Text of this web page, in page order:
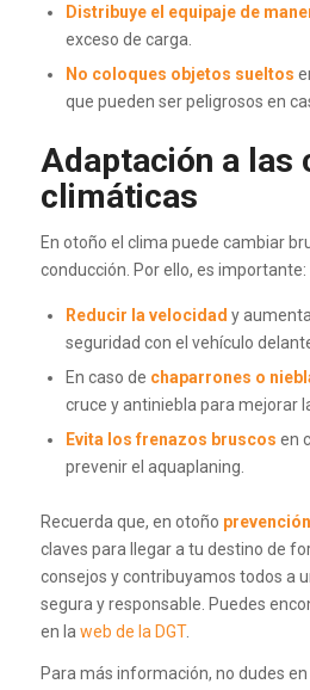
Distribuye el equipaje de
exceso de carga.
No coloques objetos sueltos
que pueden ser peligrosos en
Adaptación a las
climáticas
En otoño el clima puede cambiar
conducción. Por ello, es importante:
Reducir la velocidad y
seguridad con el vehículo
En caso de chaparrones o
cruce y antiniebla para mejorar
Evita los frenazos bruscos en
prevenir el aquaplaning.
Recuerda que, en otoño
claves para llegar a tu destino de
consejos y contribuyamos todos a
segura y responsable. Puedes
en la web de la DGT.
Para más información, no dudes